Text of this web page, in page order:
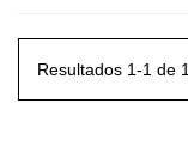
Resultados 1-1 de 1.